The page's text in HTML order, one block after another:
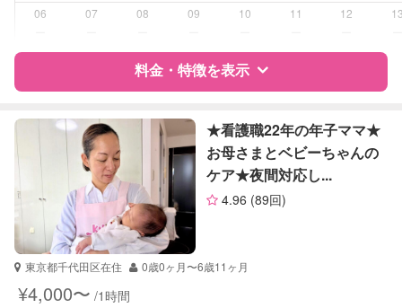
受験対策 小学校受験
学校/塾の補習・宿題 なし
06
07 08 09 10 11 12
料金・特徴を表示
特徴 料金 レビュー
サポートの特徴
企業型割引対象(旧内閣府補助対象)
自治体届出済ベビーシッター
保育士
幼稚園教諭
★看護職22年の年子ママ★
お母さまとベビーちゃんの
ケア★夜間対応し...
4.96 (89回)
東京都千代田区在住 0歳0ヶ月〜6歳11ヶ月
¥4,000〜 /1時間